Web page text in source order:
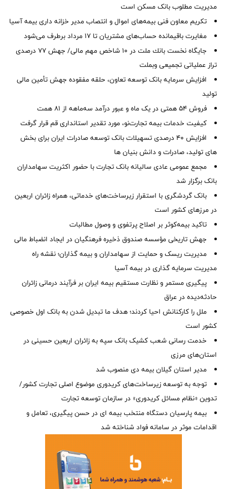
مدیریت مطلوب بانک مسکن است
تکریم معاون فنی بیمه‌های اموال و انتصاب مدیر خزانه داری بیمه آسیا
مغایرت‌ باقیمانده حساب‌های مشتریان تا ۱۷ مرداد برطرف می‌شود
جایگاه نخست بانك ملت در 10 شاخص مهم مالی/ جهش 77 درصدی
تراز عملیاتی تجمیعی وبملت
افزایش سرمایه بانک توسعه تعاون، حلقه مفقوده جهش تأمین مالی
تولید
فروش 54 همتی در یک ماه و عبور درآمد سه‌ماهه از 81 همت
کیفیت خدمات بیمه تجارت‌نو، مورد تقدیر استانداری قم قرار گرفت
افزایش 40 درصدی تسهیلات بانک توسعه صادرات ایران برای بخش
های تولید، صادرات و دانش بنیان ها
مجمع عمومی عادی سالیانه بانک تجارت با حضور اکثریت سهامداران
بانک برگزار شد
بانک گردشگری با استقرار زیرساخت‌های خدماتی، همراه زائران اربعین
در مرزهای کشور است
تاکید بیمه‌کوثر بر اصلاح پرتفوی و وصول مطالبات ‌
جهش تاریخی مؤسسه صندوق ذخیره فرهنگیان در ایجاد انضباط مالی
مدیریت ریسک و حمایت از سهامداران و بیمه گذاران؛ نقشه راه
مدیریت سرمایه گذاری در بیمه آسیا
پیگیری مستمر و نظارت مستقیم بیمه ایران بر فرآیند درمانی زائران
حادثه‌دیده در عراق
ملل را کارکنانش احیا کردند؛ هدف ما تبدیل شدن به بانک اول خصوصی
کشور است
خدمت رسانی شعب کشیک بانک سپه به زائران اربعین حسینی در
استان‌‌های مرزی
‌مدیر استان گیلان بیمه دی منصوب شد
توجه به توسعه زیرساخت‌های کریدوری موضوع اصلی تجارت کشور/
تدوین «نظام مسائل کریدوری» در سازمان توسعه تجارت
بیمه پارسیان دستگاه منتخب بیمه ای در حسن پیگیری، تعامل و
اقدامات موثر در سامانه فواد شناخته شد